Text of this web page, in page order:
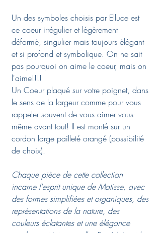
Un des symboles choisis par Elluce est
ce coeur irrégulier et légèrement
déformé, singulier mais toujours élégant
et si profond et symbolique. On ne sait
pas pourquoi on aime le coeur, mais on
l'aime!!!!
Un Coeur plaqué sur votre poignet, dans
le sens de la largeur comme pour vous
rappeler souvent de vous aimer vous-
même avant tout! Il est monté sur un
cordon large pailleté orangé (possibilité
de choix).
Chaque pièce de cette collection
incarne l'esprit unique de Matisse, avec
des formes simplifiées et organiques, des
représentations de la nature, des
couleurs éclatantes et une élégance